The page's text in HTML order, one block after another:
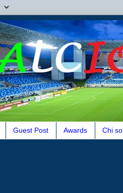
Guest Post Awards Chi